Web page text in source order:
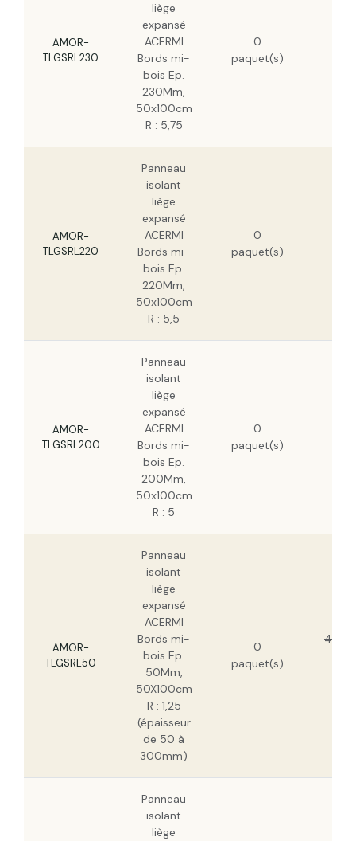
AMOR-
TLGSRL230
liège
expansé
ACERMI
Bords mi-
bois Ep.
230Mm,
50x100cm
R : 5,75
0
paquet(s)
AMOR-
TLGSRL220
Panneau
isolant
liège
expansé
ACERMI
Bords mi-
bois Ep.
220Mm,
50x100cm
R : 5,5
0
paquet(s)
AMOR-
TLGSRL200
Panneau
isolant
liège
expansé
ACERMI
Bords mi-
bois Ep.
200Mm,
50x100cm
R : 5
0
paquet(s)
AMOR-
TLGSRL50
Panneau
isolant
liège
expansé
ACERMI
Bords mi-
bois Ep.
50Mm,
50X100cm
R : 1,25
(épaisseur
de 50 à
300mm)
0
paquet(s)
46,31
Panneau
isolant
liège